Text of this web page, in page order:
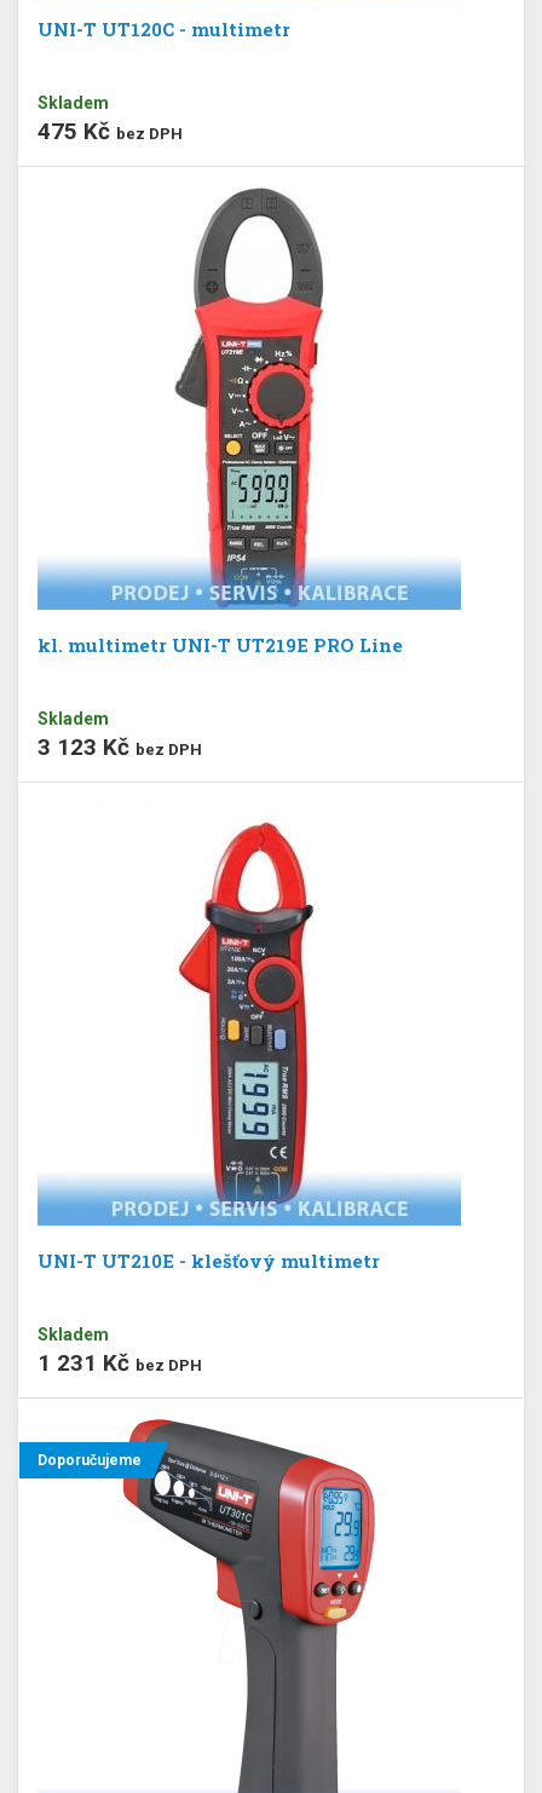
UNI-T UT120C - multimetr
Skladem
475 Kč bez DPH
kl. multimetr UNI-T UT219E PRO Line
Skladem
3 123 Kč bez DPH
UNI-T UT210E - klešťový multimetr
Skladem
1 231 Kč bez DPH
Doporučujeme